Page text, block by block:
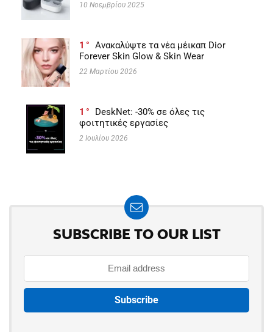
10 Νοεμβρίου 2025
1
Ανακαλύψτε τα νέα μέικαπ Dior
Forever Skin Glow & Skin Wear
22 Μαρτίου 2026
1
DeskNet: -30% σε όλες τις
φοιτητικές εργασίες
2 Ιουλίου 2026
SUBSCRIBE TO OUR LIST